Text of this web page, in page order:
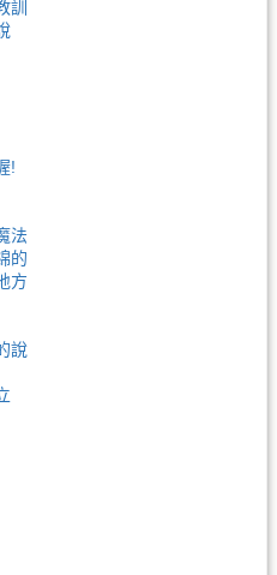
訓
!
法
的
方
說